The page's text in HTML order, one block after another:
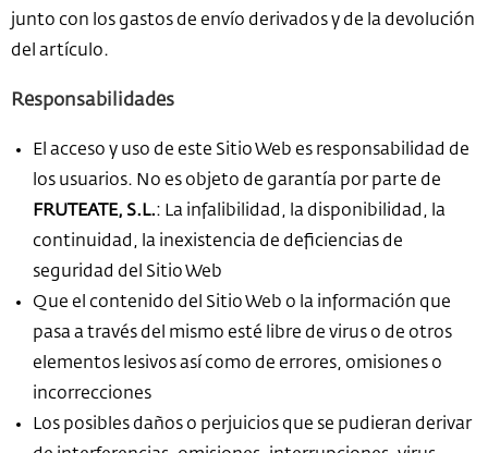
junto con los gastos de envío derivados y de la devolución
del artículo.
Responsabilidades
El acceso y uso de este Sitio Web es responsabilidad de
los usuarios. No es objeto de garantía por parte de
FRUTEATE, S.L.: La infalibilidad, la disponibilidad, la
continuidad, la inexistencia de deficiencias de
seguridad del Sitio Web
Que el contenido del Sitio Web o la información que
pasa a través del mismo esté libre de virus o de otros
elementos lesivos así como de errores, omisiones o
incorrecciones
Los posibles daños o perjuicios que se pudieran derivar